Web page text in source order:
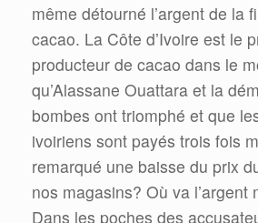
même détourné l’argent de la
cacao. La Côte d’Ivoire est le
producteur de cacao dans le
qu’Alassane Ouattara et la
bombes ont triomphé et que
ivoiriens sont payés trois fois
remarqué une baisse du prix
nos magasins? Où va l’argent
Dans les poches des